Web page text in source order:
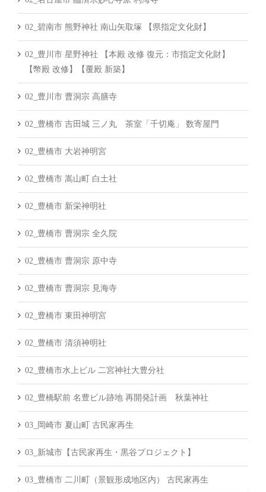
02_碧南市 熊野神社 南山矢取塚 【県指定文化財】
02_豊川市 星野神社 【本殿 改修 復元：市指定文化財】
【幣殿 改修】【覆殿 新築】
02_豊川市 曹洞宗 高膳寺
02_豊橋市 吉田城 三ノ丸 茶室「千切庵」 数寄屋門
02_豊橋市 大岩神明宮
02_豊橋市 嵩山町 白土社
02_豊橋市 新栄神明社
02_豊橋市 曹洞宗 全久院
02_豊橋市 曹洞宗 原中寺
02_豊橋市 曹洞宗 見海寺
02_豊橋市 東田神明宮
02_豊橋市 清須神明社
02_豊橋市水上ビル 二宮神社大豊分社
02_豊橋駅前 名豊ビル跡地 再開発計画 秋葉神社
03_岡崎市 夏山町 古民家再生
03_新城市【古民家再生・黒谷プロジェクト】
03_豊橋市 二川町（景観形成地区内） 古民家再生